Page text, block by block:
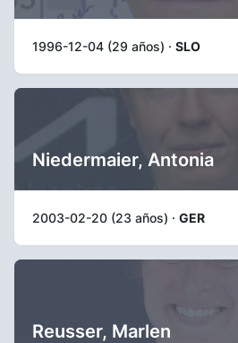
1996-12-04 (29 años) · SLO
Niedermaier, Antonia
2003-02-20 (23 años) · GER
Reusser, Marlen